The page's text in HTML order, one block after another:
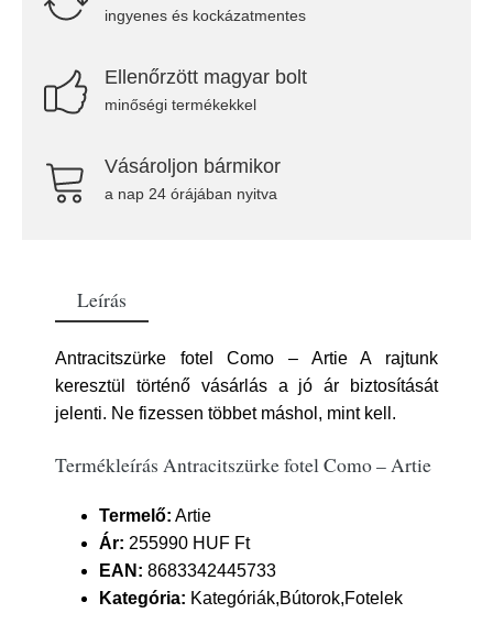
ingyenes és kockázatmentes
Ellenőrzött magyar bolt
minőségi termékekkel
Vásároljon bármikor
a nap 24 órájában nyitva
Leírás
Antracitszürke fotel Como – Artie A rajtunk
keresztül történő vásárlás a jó ár biztosítását
jelenti. Ne fizessen többet máshol, mint kell.
Termékleírás Antracitszürke fotel Como – Artie
Termelő: Artie
Ár: 255990 HUF Ft
EAN: 8683342445733
Kategória: Kategóriák,Bútorok,Fotelek